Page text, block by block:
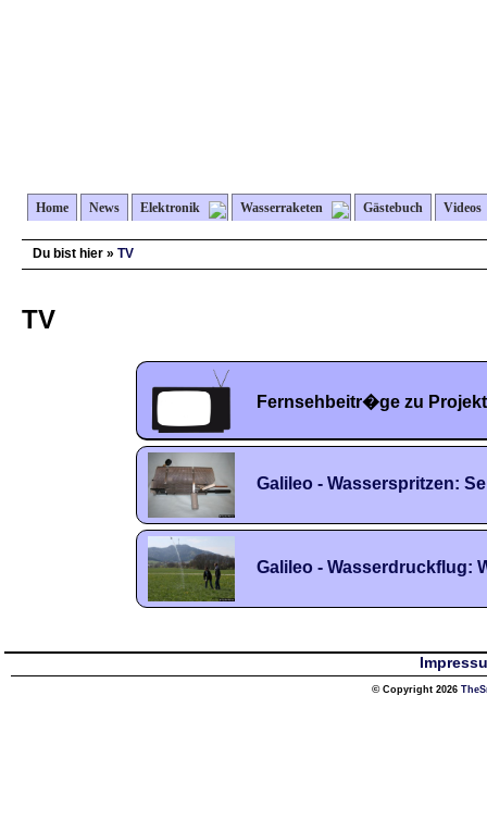
Home News Elektronik Wasserraketen Gästebuch Videos
Du bist hier » TV
TV
Fernsehbeitr�ge zu
Galileo - Wasserspritzen:
Galileo - Wasserdruckflug:
© Copyright 2026